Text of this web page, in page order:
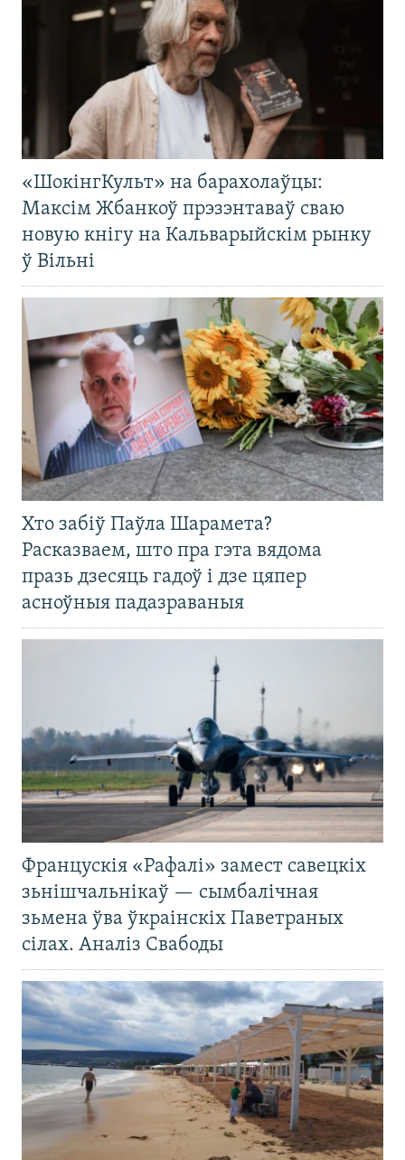
«ШокінгКульт» на барахолаўцы:
Максім Жбанкоў прэзэнтаваў сваю
новую кнігу на Кальварыйскім рынку
ў Вільні
Хто забіў Паўла Шарамета?
Расказваем, што пра гэта вядома
празь дзесяць гадоў і дзе цяпер
асноўныя падазраваныя
Францускія «Рафалі» замест савецкіх
зьнішчальнікаў — сымбалічная
зьмена ўва ўкраінскіх Паветраных
сілах. Аналіз Свабоды